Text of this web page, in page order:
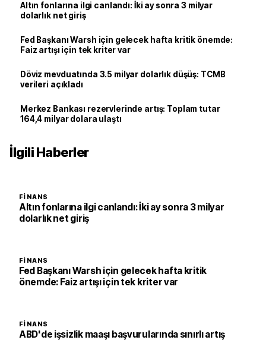
Altın fonlarına ilgi canlandı: İki ay sonra 3 milyar
dolarlık net giriş
Fed Başkanı Warsh için gelecek hafta kritik önemde:
Faiz artışı için tek kriter var
Döviz mevduatında 3.5 milyar dolarlık düşüş: TCMB
verileri açıkladı
Merkez Bankası rezervlerinde artış: Toplam tutar
164,4 milyar dolara ulaştı
İlgili Haberler
FINANS
Altın fonlarına ilgi canlandı: İki ay sonra 3 milyar
dolarlık net giriş
FINANS
Fed Başkanı Warsh için gelecek hafta kritik
önemde: Faiz artışı için tek kriter var
FINANS
ABD'de işsizlik maaşı başvurularında sınırlı artış